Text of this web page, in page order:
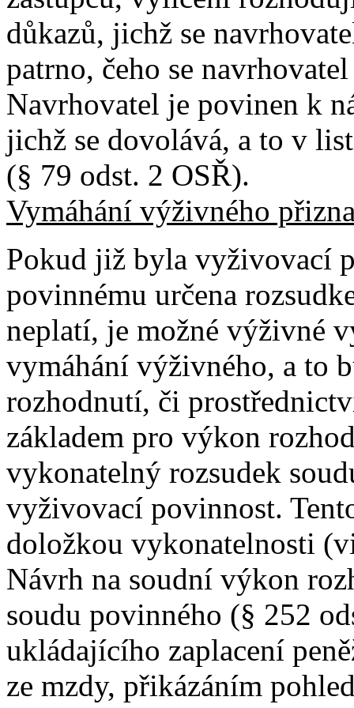
důkazů, jichž se
patrno, čeho se
Navrhovatel je povinen k
jichž se dovolává, a to v
(§ 79 odst. 2 OSŘ).
Vymáhání výživného
Pokud již byla vyživovací
povinnému určena
neplatí, je možné výživné
vymáhání výživného, a to
rozhodnutí, či
základem pro výkon
vykonatelný rozsudek
vyživovací povinnost.
doložkou vykonatelnosti
Návrh na soudní výkon
soudu povinného (§ 252
ukládajícího zaplacení
ze mzdy, přikázáním